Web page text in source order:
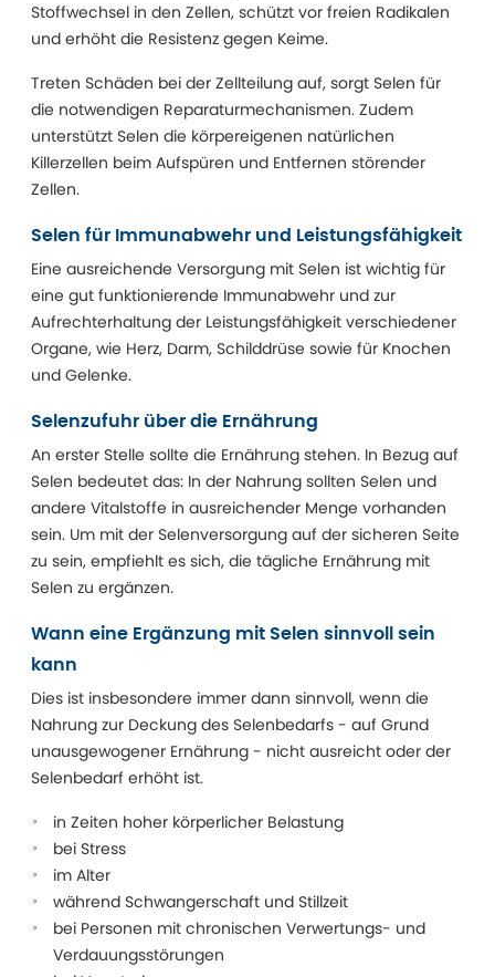
Stoffwechsel in den Zellen, schützt vor freien Radikalen
und erhöht die Resistenz gegen Keime.
Treten Schäden bei der Zellteilung auf, sorgt Selen für
die notwendigen Reparaturmechanismen. Zudem
unterstützt Selen die körpereigenen natürlichen
Killerzellen beim Aufspüren und Entfernen störender
Zellen.
Selen für Immunabwehr und Leistungsfähigkeit
Eine ausreichende Versorgung mit Selen ist wichtig für
eine gut funktionierende Immunabwehr und zur
Aufrechterhaltung der Leistungsfähigkeit verschiedener
Organe, wie Herz, Darm, Schilddrüse sowie für Knochen
und Gelenke.
Selenzufuhr über die Ernährung
An erster Stelle sollte die Ernährung stehen. In Bezug auf
Selen bedeutet das: In der Nahrung sollten Selen und
andere Vitalstoffe in ausreichender Menge vorhanden
sein. Um mit der Selenversorgung auf der sicheren Seite
zu sein, empfiehlt es sich, die tägliche Ernährung mit
Selen zu ergänzen.
Wann eine Ergänzung mit Selen sinnvoll sein
kann
Dies ist insbesondere immer dann sinnvoll, wenn die
Nahrung zur Deckung des Selenbedarfs - auf Grund
unausgewogener Ernährung - nicht ausreicht oder der
Selenbedarf erhöht ist.
in Zeiten hoher körperlicher Belastung
bei Stress
im Alter
während Schwangerschaft und Stillzeit
bei Personen mit chronischen Verwertungs- und
Verdauungsstörungen